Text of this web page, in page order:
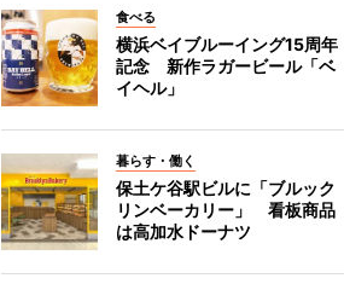
食べる
横浜ベイブルーイング15周年
記念 新作ラガービール「ベ
イヘル」
暮らす・働く
保土ケ谷駅ビルに「ブルック
リンベーカリー」 看板商品
は高加水ドーナツ